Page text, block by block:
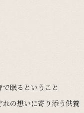
眠るということ
の想いに寄り添う供養